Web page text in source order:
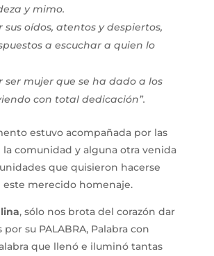
y mimo.
sus oídos, atentos y despiertos,
a escuchar a quien lo
ser mujer que se ha dado a los
con total dedicación”.
estuvo acompañada por las
la comunidad y alguna otra venida
que quisieron hacerse
este merecido homenaje.
, sólo nos brota del corazón dar
por su PALABRA, Palabra con
que llenó e iluminó tantas